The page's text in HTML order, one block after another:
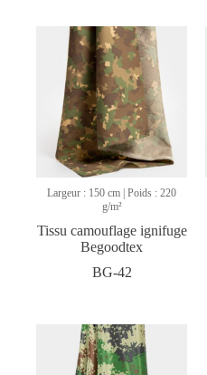
Largeur : 150 cm | Poids : 220
g/m²
Tissu camouflage ignifuge
Begoodtex
BG-42